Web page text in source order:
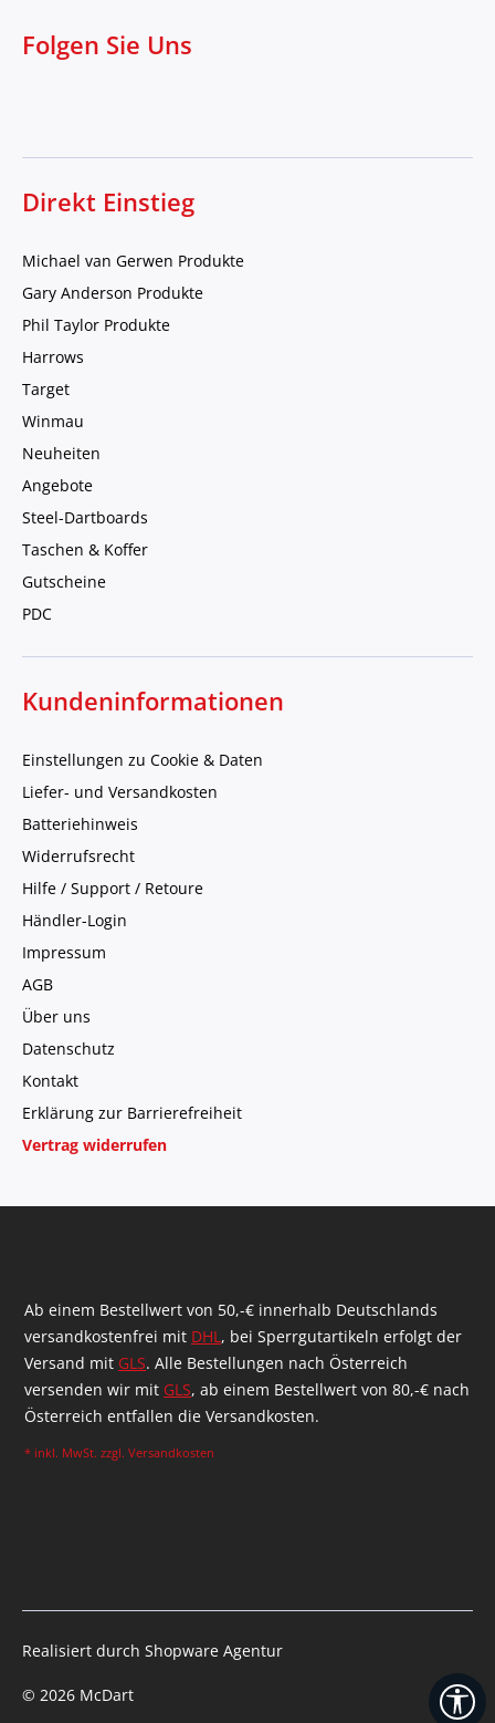
Folgen Sie Uns
Direkt Einstieg
Michael van Gerwen Produkte
Gary Anderson Produkte
Phil Taylor Produkte
Harrows
Target
Winmau
Neuheiten
Angebote
Steel-Dartboards
Taschen & Koffer
Gutscheine
PDC
Kundeninformationen
Einstellungen zu Cookie & Daten
Liefer- und Versandkosten
Batteriehinweis
Widerrufsrecht
Hilfe / Support / Retoure
Händler-Login
Impressum
AGB
Über uns
Datenschutz
Kontakt
Erklärung zur Barrierefreiheit
Vertrag widerrufen
Ab einem Bestellwert von 50,-€ innerhalb Deutschlands
versandkostenfrei mit DHL, bei Sperrgutartikeln erfolgt der
Versand mit GLS. Alle Bestellungen nach Österreich
versenden wir mit GLS, ab einem Bestellwert von 80,-€ nach
Österreich entfallen die Versandkosten.
* inkl. MwSt. zzgl. Versandkosten
© 2026 McDart
Realisiert durch Shopware Agentur